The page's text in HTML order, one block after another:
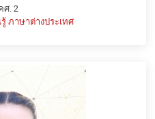
ศ. 2
ภาษาต่างประเทศ